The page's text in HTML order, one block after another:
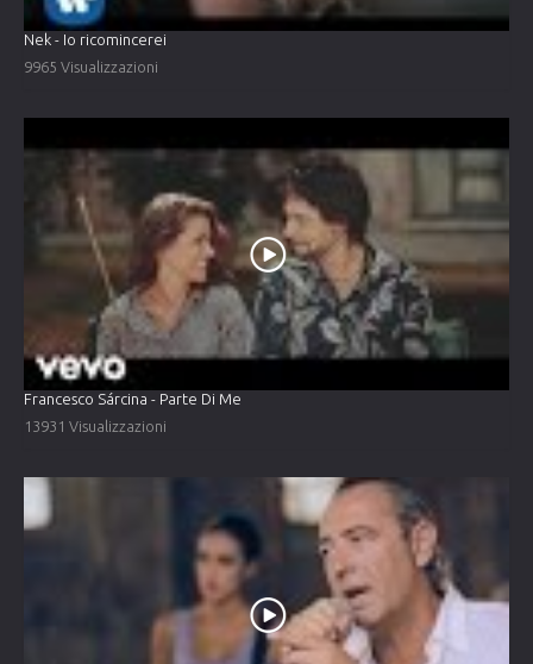
Nek - Io ricomincerei
9965 Visualizzazioni
Francesco Sárcina - Parte Di Me
13931 Visualizzazioni